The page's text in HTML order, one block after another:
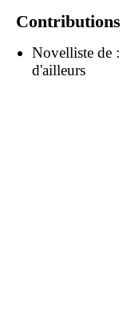
Contributions
Novelliste de :
d'ailleurs